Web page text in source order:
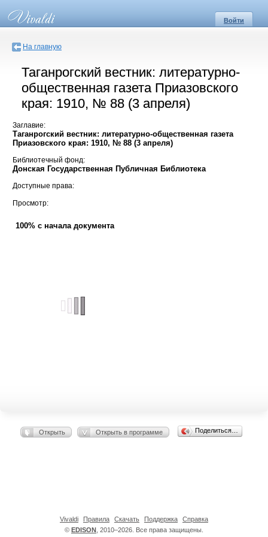
Войти
На главную
Таганрогский вестник: литературно-
общественная газета Приазовского
края: 1910, № 88 (3 апреля)
Заглавие:
Таганрогский вестник: литературно-общественная газета
Приазовского края: 1910, № 88 (3 апреля)
Библиотечный фонд:
Донская Государственная Публичная Библиотека
Доступные права:
Просмотр:
100% с начала документа
Открыть Открыть в программе Поделиться…
© EDISON , 2010–2026. Все права защищены.
Vivaldi Правила Скачать Поддержка Справка